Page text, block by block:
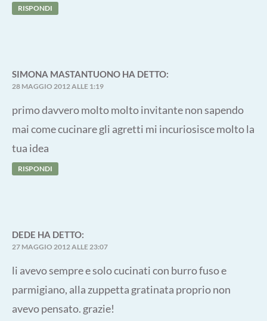
RISPONDI
SIMONA MASTANTUONO HA DETTO:
28 MAGGIO 2012 ALLE 1:19
primo davvero molto molto invitante non sapendo
mai come cucinare gli agretti mi incuriosisce molto la
tua idea
RISPONDI
DEDE HA DETTO:
27 MAGGIO 2012 ALLE 23:07
li avevo sempre e solo cucinati con burro fuso e
parmigiano, alla zuppetta gratinata proprio non
avevo pensato. grazie!